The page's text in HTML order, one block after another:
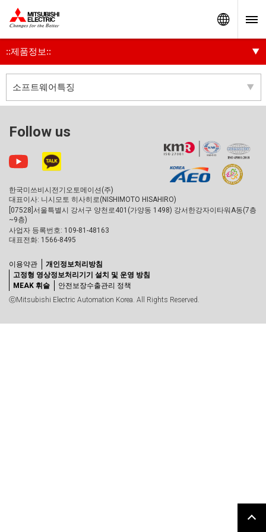
::제품정보::
소프트웨어특징
Follow us
한국미쓰비시전기오토메이션(주)
대표이사: 니시모토 히사히로(NISHIMOTO HISAHIRO)
[07528]서울특별시 강서구 양천로401(가양동 1498) 강서한강자이타워A동(7층
~9층)
사업자 등록번호: 109-81-48163
대표전화: 1566-8495
이용약관
개인정보처리방침
고정형 영상정보처리기기 설치 및 운영 방침
MEAK 휘슬
안전보장수출관리 정책
ⓒMitsubishi Electric Automation Korea. All Rights Reserved.